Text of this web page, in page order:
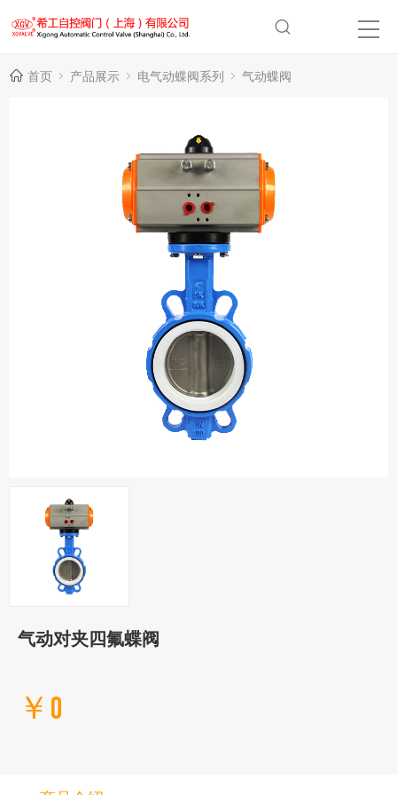
首页 产品展示 电气动蝶阀系列 气动蝶阀
气动对夹四氟蝶阀
￥0